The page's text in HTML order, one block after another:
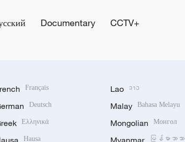
Documentary CCTV+
Français
Deutsch
Ελληνικά
Hausa
Lao ລາວ
Malay Bahasa Melayu
Mongolian Монгол
Myanmar မြန်မာဘာသာ